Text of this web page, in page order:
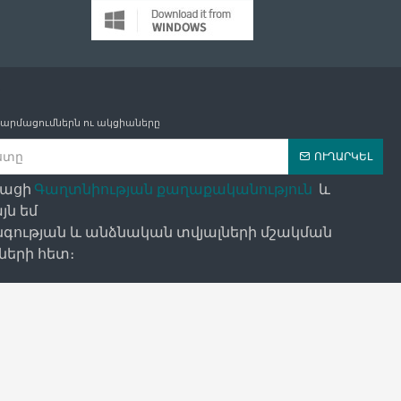
ու ակցիաները
ՈՒՂԱՐԿԵԼ
Գաղտնիության քաղաքականություն և
եմ
և անձնական տվյալների մշակման
հետ։